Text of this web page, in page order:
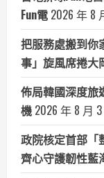
Fun電 2026 年 8
把服務處搬到你
事」旋風席捲大
佈局韓國深度旅
機 2026 年 8 月
政院核定首部「
齊心守護韌性藍